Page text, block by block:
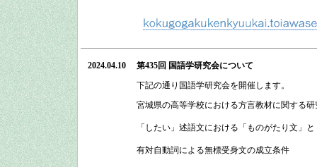
2024.04.10 第435回 国語学研究会について
下記の通り 国語学研究会を開催します。
宮城県の高等学校における方言教材に関する研
「したい」述語文における「ものがたり文」
有対自動詞による無標受身文の成立条件